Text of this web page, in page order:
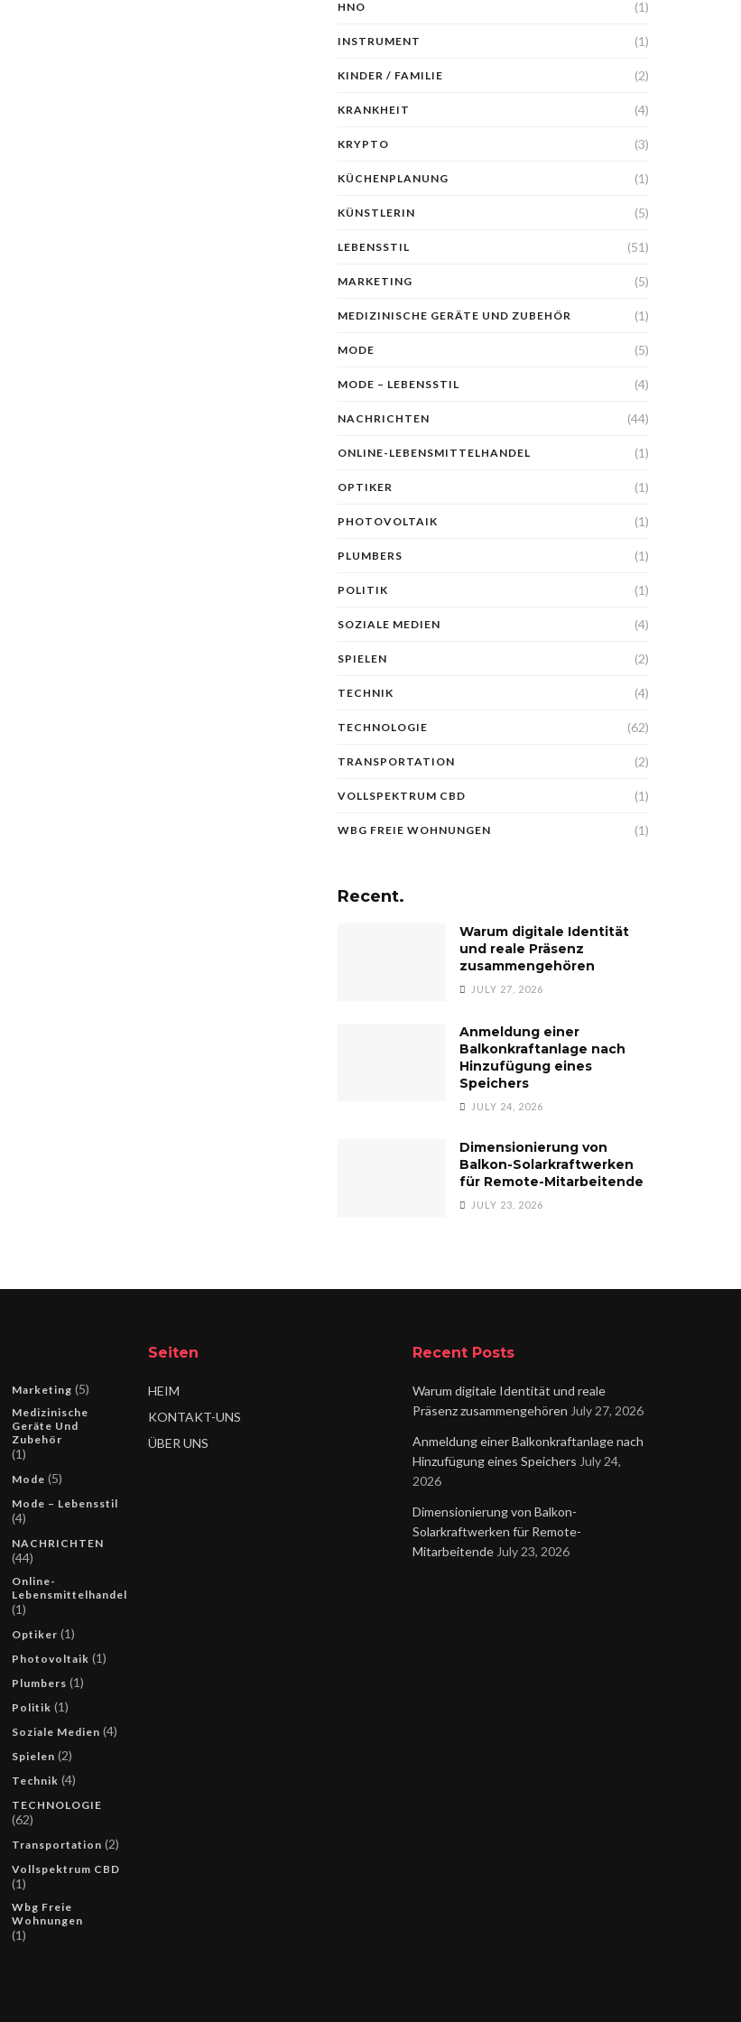
HNO (1)
INSTRUMENT (1)
KINDER / FAMILIE (2)
KRANKHEIT (4)
KRYPTO (3)
KÜCHENPLANUNG (1)
KÜNSTLERIN (5)
LEBENSSTIL (51)
MARKETING (5)
MEDIZINISCHE GERÄTE UND ZUBEHÖR (1)
MODE (5)
MODE – LEBENSSTIL (4)
NACHRICHTEN (44)
ONLINE-LEBENSMITTELHANDEL (1)
OPTIKER (1)
PHOTOVOLTAIK (1)
PLUMBERS (1)
POLITIK (1)
SOZIALE MEDIEN (4)
SPIELEN (2)
TECHNIK (4)
TECHNOLOGIE (62)
TRANSPORTATION (2)
VOLLSPEKTRUM CBD (1)
WBG FREIE WOHNUNGEN (1)
Recent.
Warum digitale Identität
und reale Präsenz
zusammengehören
JULY 27, 2026
Anmeldung einer
Balkonkraftanlage nach
Hinzufügung eines
Speichers
JULY 24, 2026
Dimensionierung von
Balkon-Solarkraftwerken
für Remote-Mitarbeitende
JULY 23, 2026
Marketing (5)
Medizinische
Geräte Und
Zubehör
(1)
Mode (5)
Mode – Lebensstil
(4)
NACHRICHTEN
(44)
Online-
Lebensmittelhandel
(1)
Optiker (1)
Photovoltaik (1)
Plumbers (1)
Politik (1)
Soziale Medien (4)
Spielen (2)
Technik (4)
TECHNOLOGIE
(62)
Transportation (2)
Vollspektrum CBD
(1)
Wbg Freie
Wohnungen
(1)
Seiten
HEIM
KONTAKT-UNS
ÜBER UNS
Recent Posts
Warum digitale Identität und reale
Präsenz zusammengehören July 27, 2026
Anmeldung einer Balkonkraftanlage nach
Hinzufügung eines Speichers July 24,
2026
Dimensionierung von Balkon-
Solarkraftwerken für Remote-
Mitarbeitende July 23, 2026